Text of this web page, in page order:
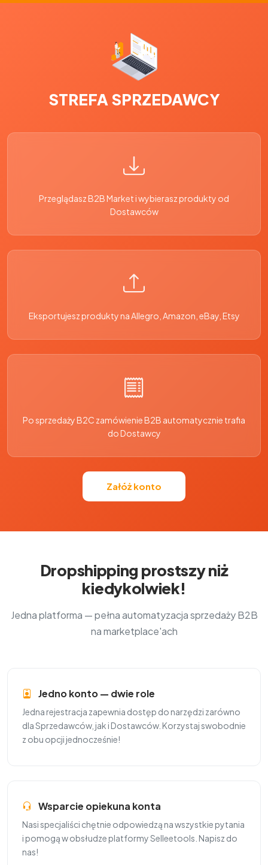
STREFA SPRZEDAWCY
Przeglądasz B2B Market i wybierasz produkty od
Dostawców
Eksportujesz produkty na Allegro, Amazon, eBay, Etsy
Po sprzedaży B2C zamówienie B2B automatycznie trafia
do Dostawcy
Załóż konto
Dropshipping prostszy niż
kiedykolwiek!
Jedna platforma — pełna automatyzacja sprzedaży B2B
na marketplace'ach
Jedno konto — dwie role
Jedna rejestracja zapewnia dostęp do narzędzi zarówno
dla Sprzedawców, jak i Dostawców. Korzystaj swobodnie
z obu opcji jednocześnie!
Wsparcie opiekuna konta
Nasi specjaliści chętnie odpowiedzą na wszystkie pytania
i pomogą w obsłudze platformy Selleetools. Napisz do
nas!